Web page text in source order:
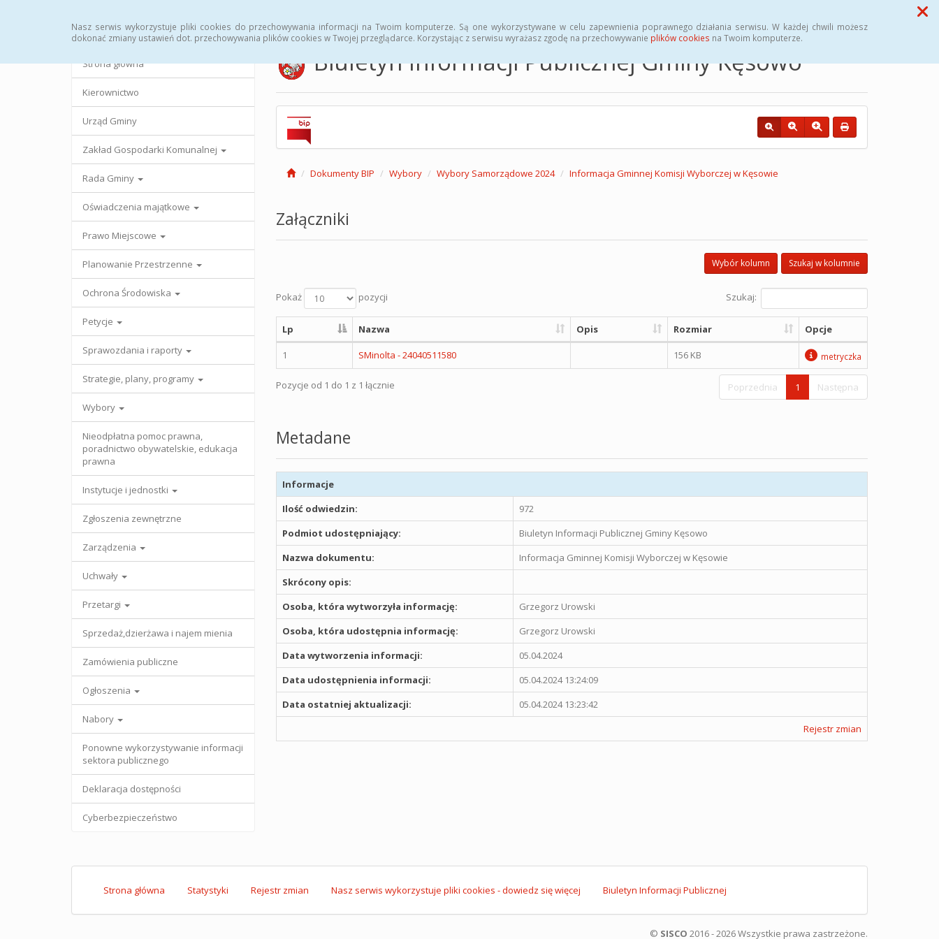
Nasz serwis wykorzystuje pliki cookies do przechowywania informacji na Twoim komputerze. Są one wykorzystywane w celu zapewnienia poprawnego działania serwisu. W każdej chwili możesz
dokonać zmiany ustawień dot. przechowywania plików cookies w Twojej przeglądarce. Korzystając z serwisu wyrażasz zgodę na przechowywanie plików cookies na Twoim komputerze.
Strona główna
Kierownictwo
Urząd Gminy
Zakład Gospodarki Komunalnej
Rada Gminy
Oświadczenia majątkowe
Prawo Miejscowe
Planowanie Przestrzenne
Ochrona Środowiska
Petycje
Sprawozdania i raporty
Strategie, plany, programy
Wybory
Nieodpłatna pomoc prawna,
poradnictwo obywatelskie, edukacja
prawna
Instytucje i jednostki
Zgłoszenia zewnętrzne
Zarządzenia
Uchwały
Przetargi
Sprzedaż,dzierżawa i najem mienia
Zamówienia publiczne
Ogłoszenia
Nabory
Ponowne wykorzystywanie informacji
sektora publicznego
Deklaracja dostępności
Cyberbezpieczeństwo
Biuletyn Informacji Publicznej Gminy Kęsowo
Dokumenty BIP Wybory Wybory Samorządowe 2024 Informacja Gminnej Komisji Wyborczej w Kęsowie
Załączniki
Szukaj w kolumnie
Wybór kolumn
Pokaż pozycji Szukaj:
Lp Nazwa Opis Rozmiar Opcje
1 SMinolta - 24040511580 156 KB metryczka
Pozycje od 1 do 1 z 1 łącznie Poprzednia 1 Następna
Metadane
Informacje
Ilość odwiedzin:
972
Podmiot udostępniający:
Biuletyn Informacji Publicznej Gminy Kęsowo
Nazwa dokumentu:
Informacja Gminnej Komisji Wyborczej w Kęsowie
Skrócony opis:
Osoba, która wytworzyła informację:
Grzegorz Urowski
Osoba, która udostępnia informację:
Grzegorz Urowski
Data wytworzenia informacji:
05.04.2024
Data udostępnienia informacji:
05.04.2024 13:24:09
Data ostatniej aktualizacji:
05.04.2024 13:23:42
Rejestr zmian
Strona główna Statystyki Rejestr zmian Nasz serwis wykorzystuje pliki cookies - dowiedz się więcej Biuletyn Informacji Publicznej
© SISCO 2016 - 2026 Wszystkie prawa zastrzeżone.